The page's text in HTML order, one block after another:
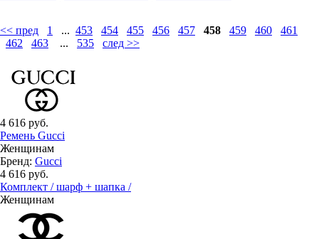
<< пред 1 ... 453 454 455 456 457 458 459 460
461
462
463 ... 535 след >>
4 616 руб.
Ремень Gucci
Женщинам
Бренд: Gucci
4 616 руб.
Комплект / шарф + шапка /
Женщинам